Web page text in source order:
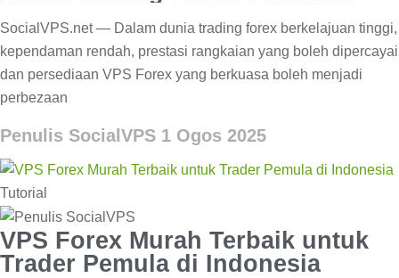
SocialVPS.net — Dalam dunia trading forex berkelajuan tinggi,
kependaman rendah, prestasi rangkaian yang boleh dipercayai
dan persediaan VPS Forex yang berkuasa boleh menjadi
perbezaan
Penulis SocialVPS 1 Ogos 2025
Tutorial
VPS Forex Murah Terbaik untuk
Trader Pemula di Indonesia